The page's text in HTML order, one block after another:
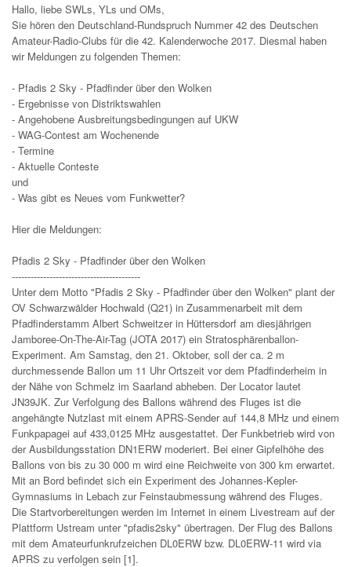
Hallo, liebe SWLs, YLs und OMs,
Sie hören den Deutschland-Rundspruch Nummer 42 des Deutschen
Amateur-Radio-Clubs für die 42. Kalenderwoche 2017. Diesmal haben
wir Meldungen zu folgenden Themen:
- Pfadis 2 Sky - Pfadfinder über den Wolken
- Ergebnisse von Distriktswahlen
- Angehobene Ausbreitungsbedingungen auf UKW
- WAG-Contest am Wochenende
- Termine
- Aktuelle Conteste
und
- Was gibt es Neues vom Funkwetter?
Hier die Meldungen:
Pfadis 2 Sky - Pfadfinder über den Wolken
-----------------------------------------
Unter dem Motto "Pfadis 2 Sky - Pfadfinder über den Wolken" plant der
OV Schwarzwälder Hochwald (Q21) in Zusammenarbeit mit dem
Pfadfinderstamm Albert Schweitzer in Hüttersdorf am diesjährigen
Jamboree-On-The-Air-Tag (JOTA 2017) ein Stratosphärenballon-
Experiment. Am Samstag, den 21. Oktober, soll der ca. 2 m
durchmessende Ballon um 11 Uhr Ortszeit vor dem Pfadfinderheim in
der Nähe von Schmelz im Saarland abheben. Der Locator lautet
JN39JK. Zur Verfolgung des Ballons während des Fluges ist die
angehängte Nutzlast mit einem APRS-Sender auf 144,8 MHz und einem
Funkpapagei auf 433,0125 MHz ausgestattet. Der Funkbetrieb wird von
der Ausbildungsstation DN1ERW moderiert. Bei einer Gipfelhöhe des
Ballons von bis zu 30 000 m wird eine Reichweite von 300 km erwartet.
Mit an Bord befindet sich ein Experiment des Johannes-Kepler-
Gymnasiums in Lebach zur Feinstaubmessung während des Fluges.
Die Startvorbereitungen werden im Internet in einem Livestream auf der
Plattform Ustream unter "pfadis2sky" übertragen. Der Flug des Ballons
mit dem Amateurfunkrufzeichen DL0ERW bzw. DL0ERW-11 wird via
APRS zu verfolgen sein [1].